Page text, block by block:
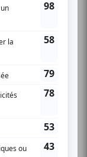
des ses fidèles
de
Gas Bar Blues
hommes
qu'Isabelle
premier album